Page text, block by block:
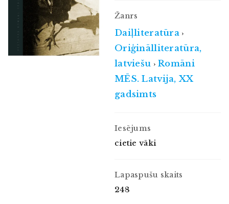
Žanrs
Daiļliteratūra ›
Oriģinālliteratūra,
latviešu ›Romāni
MĒS. Latvija, XX
gadsimts
Iesējums
cietie vāki
Lapaspušu skaits
248